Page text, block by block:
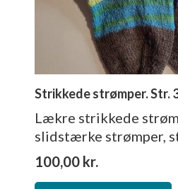
Strikkede strømper. Str.
Lækre strikkede
slidstærke strømper,
100,00 kr.